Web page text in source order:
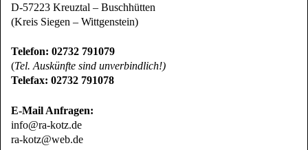
D-57223 Kreuztal – Buschhütten
(Kreis Siegen – Wittgenstein)
Telefon: 02732 791079
(Tel. Auskünfte sind unverbindlich!)
Telefax: 02732 791078
E-Mail Anfragen:
info@ra-kotz.de
ra-kotz@web.de